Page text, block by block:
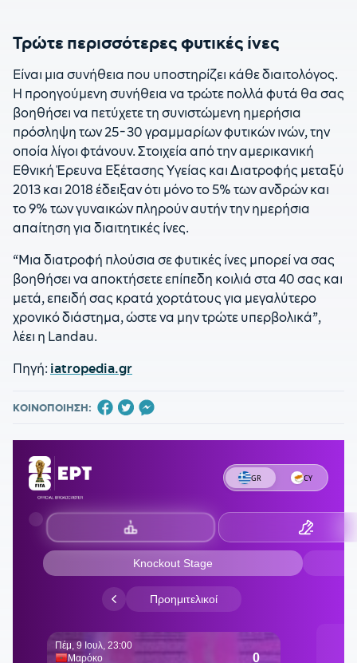
Τρώτε περισσότερες φυτικές ίνες
Είναι μια συνήθεια που υποστηρίζει κάθε διαιτολόγος.
Η προηγούμενη συνήθεια να τρώτε πολλά φυτά θα σας
βοηθήσει να πετύχετε τη συνιστώμενη ημερήσια
πρόσληψη των 25-30 γραμμαρίων φυτικών ινών, την
οποία λίγοι φτάνουν. Στοιχεία από την αμερικανική
Εθνική Έρευνα Εξέτασης Υγείας και Διατροφής μεταξύ
2013 και 2018 έδειξαν ότι μόνο το 5% των ανδρών και
το 9% των γυναικών πληρούν αυτήν την ημερήσια
απαίτηση για διαιτητικές ίνες.
“Μια διατροφή πλούσια σε φυτικές ίνες μπορεί να σας
βοηθήσει να αποκτήσετε επίπεδη κοιλιά στα 40 σας και
μετά, επειδή σας κρατά χορτάτους για μεγαλύτερο
χρονικό διάστημα, ώστε να μην τρώτε υπερβολικά”,
λέει η Landau.
Πηγή: iatropedia.gr
ΚΟΙΝΟΠΟΙΗΣΗ: